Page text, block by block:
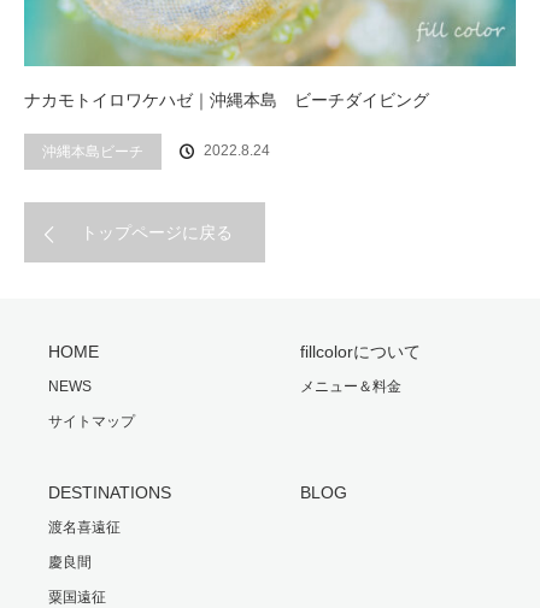
ナカモトイロワケハゼ｜沖縄本島 ビーチダイビング
沖縄本島ビーチ 2022.8.24
トップページに戻る
HOME
NEWS
サイトマップ
fillcolorについて
メニュー＆料金
DESTINATIONS
渡名喜遠征
慶良間
粟国遠征
BLOG